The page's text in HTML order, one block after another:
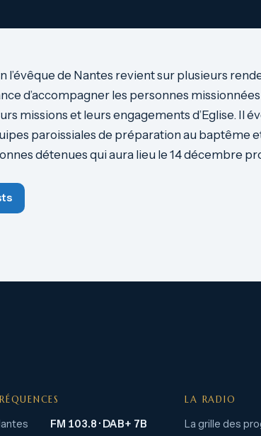
l’évêque de Nantes revient sur plusieurs
d’accompagner les personnes
missions et leurs engagements d’Eglise. Il
paroissiales de préparation au baptême
détenues qui aura lieu le 14 décembre
FM 103.8 · DAB+ 7B
LA RADIO
La grille des